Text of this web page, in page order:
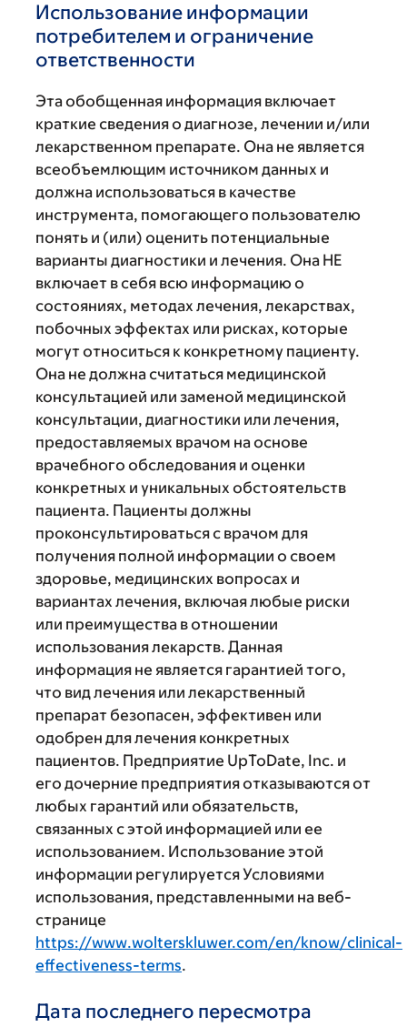
Использование информации
потребителем и ограничение
ответственности
Эта обобщенная информация включает
краткие сведения о диагнозе, лечении и/или
лекарственном препарате. Она не является
всеобъемлющим источником данных и
должна использоваться в качестве
инструмента, помогающего пользователю
понять и (или) оценить потенциальные
варианты диагностики и лечения. Она НЕ
включает в себя всю информацию о
состояниях, методах лечения, лекарствах,
побочных эффектах или рисках, которые
могут относиться к конкретному пациенту.
Она не должна считаться медицинской
консультацией или заменой медицинской
консультации, диагностики или лечения,
предоставляемых врачом на основе
врачебного обследования и оценки
конкретных и уникальных обстоятельств
пациента. Пациенты должны
проконсультироваться с врачом для
получения полной информации о своем
здоровье, медицинских вопросах и
вариантах лечения, включая любые риски
или преимущества в отношении
использования лекарств. Данная
информация не является гарантией того,
что вид лечения или лекарственный
препарат безопасен, эффективен или
одобрен для лечения конкретных
пациентов. Предприятие UpToDate, Inc. и
его дочерние предприятия отказываются от
любых гарантий или обязательств,
связанных с этой информацией или ее
использованием. Использование этой
информации регулируется Условиями
использования, представленными на веб-
странице
https://www.wolterskluwer.com/en/know/clinical-
effectiveness-terms.
Дата последнего пересмотра